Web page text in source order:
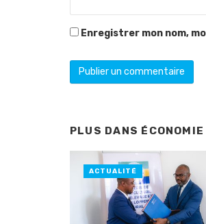
Enregistrer mon nom,
PLUS DANS ÉCONOMIE
ACTUALITÉ